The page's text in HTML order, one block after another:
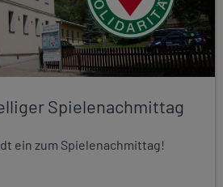
Spielenachmittag
ein zum Spielenachmittag!